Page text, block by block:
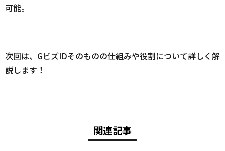
可能。
次回は、GビズIDそのものの仕組みや役割について詳しく解
説します！
関連記事